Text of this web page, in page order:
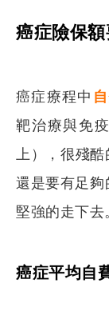
癌症險保
癌症療程中
靶治療與免
上），很殘
還是要有足
堅強的走下去。
癌症平均自